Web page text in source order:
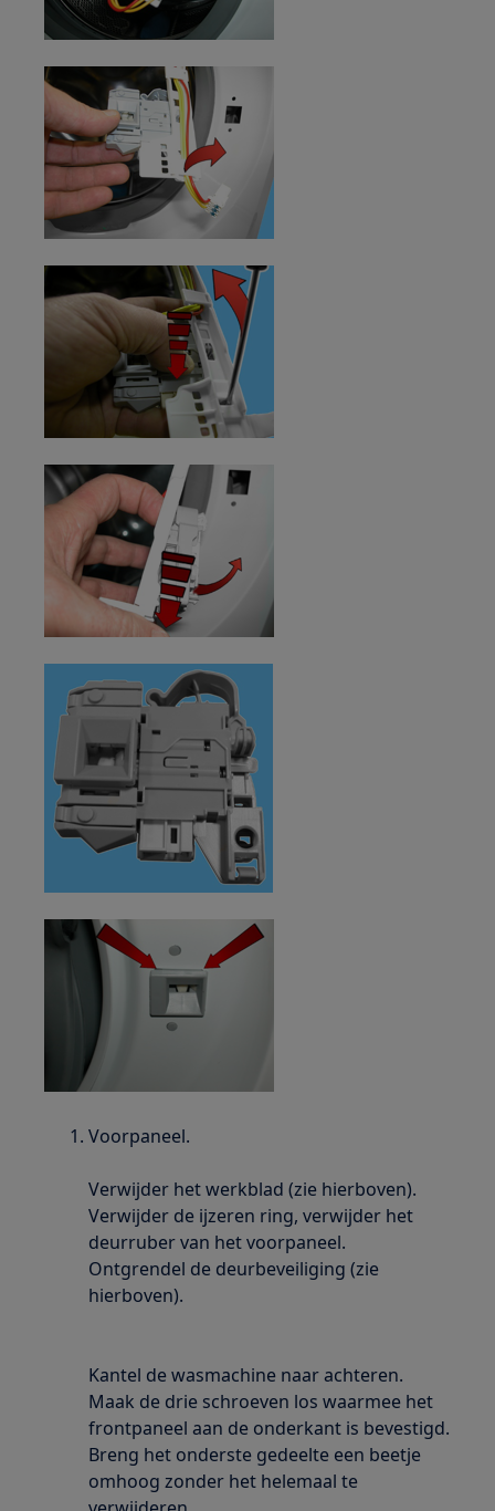
Voorpaneel.
Verwijder het werkblad (zie hierboven).
Verwijder de ijzeren ring, verwijder het
deurruber van het voorpaneel.
Ontgrendel de deurbeveiliging (zie
hierboven).
Kantel de wasmachine naar achteren.
Maak de drie schroeven los waarmee het
frontpaneel aan de onderkant is bevestigd.
Breng het onderste gedeelte een beetje
omhoog zonder het helemaal te